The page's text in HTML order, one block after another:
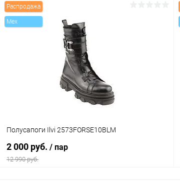
Купить в 1 клик
Распродажа
Mex
Полусапоги Ilvi 2573FORSE10BLM
2 000 руб. / пар
12 990 руб.